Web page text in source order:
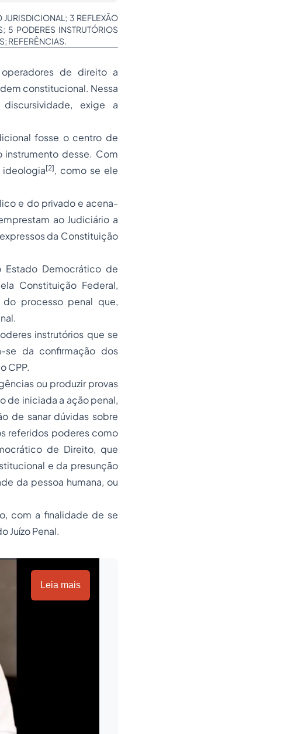
3 REFLEXÃO
5 PODERES INSTRUTÓRIOS
REFERÊNCIAS.
de direito a
constitucional. Nessa
exige a
fosse o centro de
desse. Com
[2], como se ele
e do privado e acena-
ao Judiciário a
da Constituição
Democrático de
Constituição Federal,
processo penal que,
instrutórios que se
se da confirmação dos
CPP.
ou produzir provas
de iniciada a ação penal,
de sanar dúvidas sobre
referidos poderes como
de Direito, que
e da presunção
da pessoa humana, ou
com a finalidade de se
Juízo Penal.
Leia mais